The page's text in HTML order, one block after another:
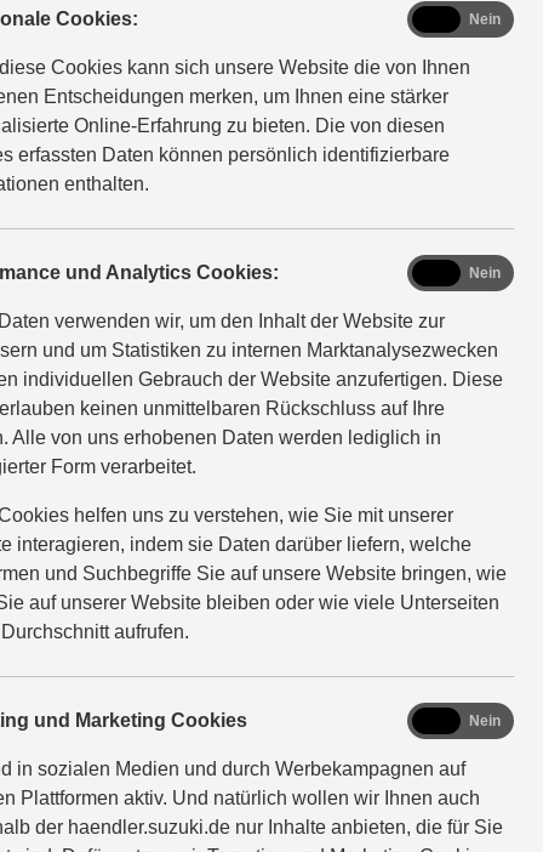
Cookies:
Cookies kann sich unsere Website die von Ihnen
Entscheidungen merken, um Ihnen eine stärker
Online-Erfahrung zu bieten. Die von diesen
erfassten Daten können persönlich identifizierbare
enthalten.
functional
Nein
und Analytics Cookies:
verwenden wir, um den Inhalt der Website zur
und um Statistiken zu internen Marktanalysezwecken
individuellen Gebrauch der Website anzufertigen. Diese
keinen unmittelbaren Rückschluss auf Ihre
Alle von uns erhobenen Daten werden lediglich in
Form verarbeitet.
helfen uns zu verstehen, wie Sie mit unserer
interagieren, indem sie Daten darüber liefern, welche
und Suchbegriffe Sie auf unsere Website bringen, wie
auf unserer Website bleiben oder wie viele Unterseiten
aufrufen.
analyticsNein
und Marketing Cookies
in sozialen Medien und durch Werbekampagnen auf
Plattformen aktiv. Und natürlich wollen wir Ihnen auch
der haendler.suzuki.de nur Inhalte anbieten, die für Sie
marketing
Nein
einsteigen, losfahren. Wir stellen Ihnen gerne die
oder bei einer Probefahrt. Teilen Sie uns hierfür
Wunschtermin mit.
Wir melden uns